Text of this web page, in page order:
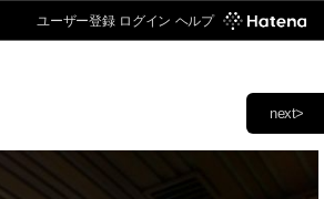
ユーザー登録 ログイン ヘルプ
next>